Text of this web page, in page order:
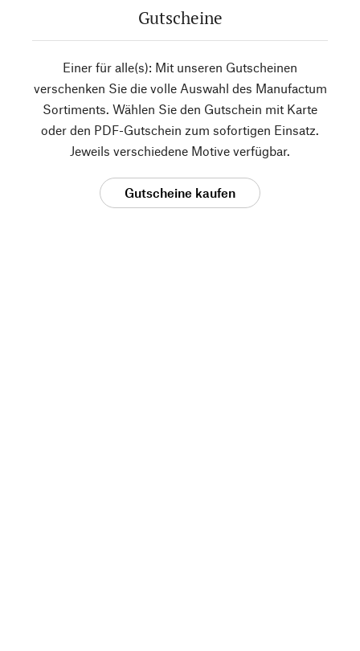
Gutscheine
Einer für alle(s): Mit unseren Gutscheinen
verschenken Sie die volle Auswahl des Manufactum
Sortiments. Wählen Sie den Gutschein mit Karte
oder den PDF-Gutschein zum sofortigen Einsatz.
Jeweils verschiedene Motive verfügbar.
Gutscheine kaufen